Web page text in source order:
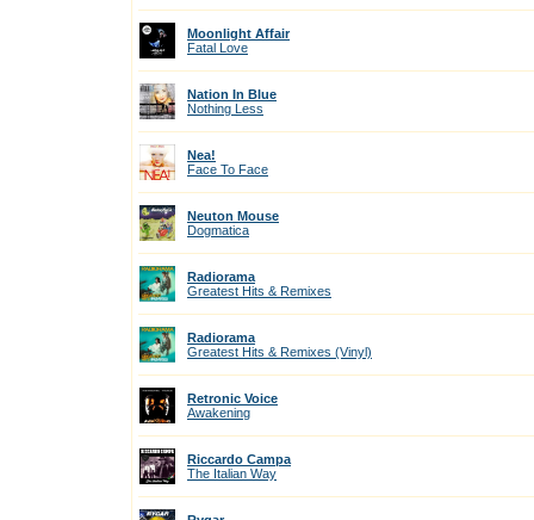
Moonlight Affair
Fatal Love
Nation In Blue
Nothing Less
Nea!
Face To Face
Neuton Mouse
Dogmatica
Radiorama
Greatest Hits & Remixes
Radiorama
Greatest Hits & Remixes (Vinyl)
Retronic Voice
Awakening
Riccardo Campa
The Italian Way